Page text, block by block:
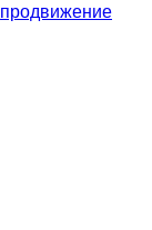
продвижение